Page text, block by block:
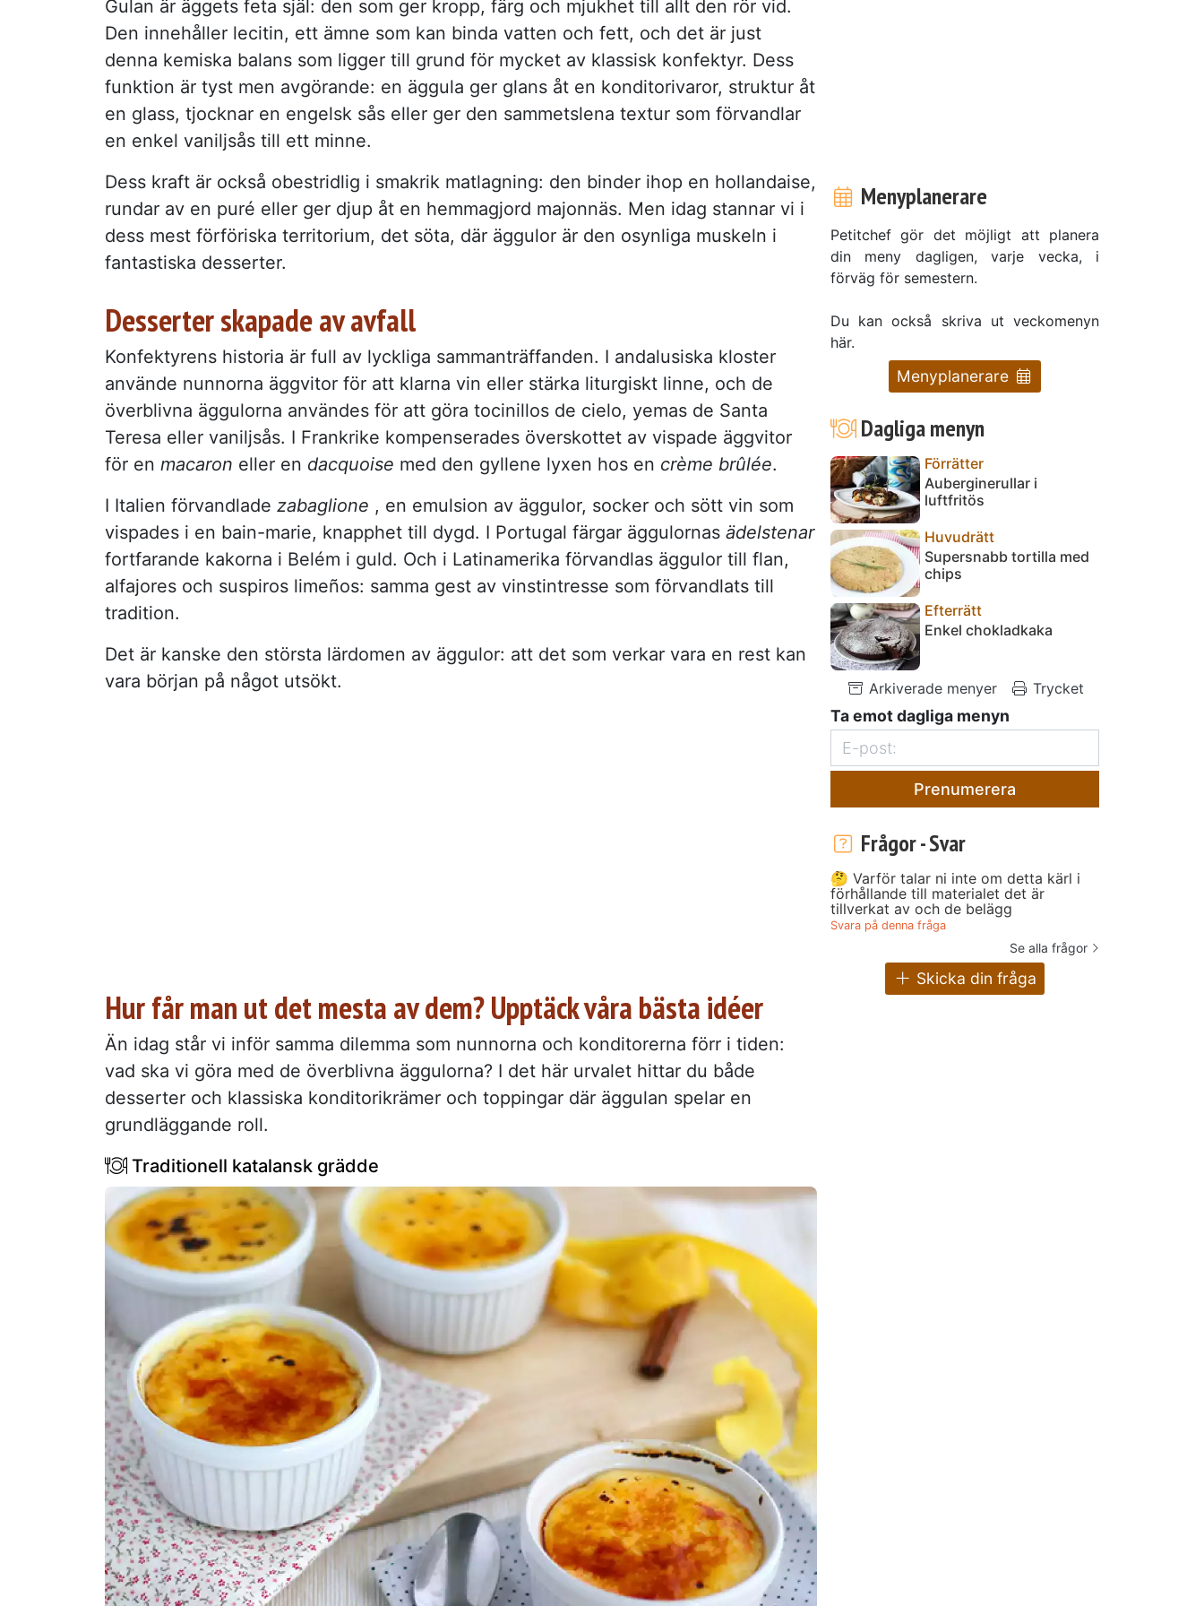
Gulan är äggets feta själ: den som ger kropp, färg och mjukhet till allt den rör vid.
Den innehåller lecitin, ett ämne som kan binda vatten och fett, och det är just
denna kemiska balans som ligger till grund för mycket av klassisk konfektyr. Dess
funktion är tyst men avgörande: en äggula ger glans åt en konditorivaror, struktur åt
en glass, tjocknar en engelsk sås eller ger den sammetslena textur som förvandlar
en enkel vaniljsås till ett minne.
Dess kraft är också obestridlig i smakrik matlagning: den binder ihop en hollandaise,
rundar av en puré eller ger djup åt en hemmagjord majonnäs. Men idag stannar vi i
dess mest förföriska territorium, det söta, där äggulor är den osynliga muskeln i
fantastiska desserter.
Desserter skapade av avfall
Konfektyrens historia är full av lyckliga sammanträffanden. I andalusiska kloster
använde nunnorna äggvitor för att klarna vin eller stärka liturgiskt linne, och de
överblivna äggulorna användes för att göra tocinillos de cielo, yemas de Santa
Teresa eller vaniljsås. I Frankrike kompenserades överskottet av vispade äggvitor
för en macaron eller en dacquoise med den gyllene lyxen hos en crème brûlée.
I Italien förvandlade zabaglione , en emulsion av äggulor, socker och sött vin som
vispades i en bain-marie, knapphet till dygd. I Portugal färgar äggulornas ädelstenar
fortfarande kakorna i Belém i guld. Och i Latinamerika förvandlas äggulor till flan,
alfajores och suspiros limeños: samma gest av vinstintresse som förvandlats till
tradition.
Det är kanske den största lärdomen av äggulor: att det som verkar vara en rest kan
vara början på något utsökt.
Hur får man ut det mesta av dem? Upptäck våra bästa idéer
Än idag står vi inför samma dilemma som nunnorna och konditorerna förr i tiden:
vad ska vi göra med de överblivna äggulorna? I det här urvalet hittar du både
desserter och klassiska konditorikrämer och toppingar där äggulan spelar en
grundläggande roll.
Traditionell katalansk grädde
Menyplanerare
Petitchef gör det möjligt att planera
din meny dagligen, varje vecka, i
förväg för semestern.
Du kan också skriva ut veckomenyn
här.
Menyplanerare
Dagliga menyn
Förrätter
Auberginerullar i
luftfritös
Huvudrätt
Supersnabb tortilla med
chips
Efterrätt
Enkel chokladkaka
Arkiverade menyer Trycket
Ta emot dagliga menyn
Prenumerera
Frågor - Svar
🤔 Varför talar ni inte om detta kärl i
förhållande till materialet det är
tillverkat av och de belägg
Svara på denna fråga
Se alla frågor
Skicka din fråga